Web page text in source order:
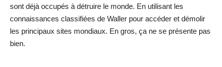
sont déjà occupés à détruire le monde. En utilisant les
connaissances classifiées de Waller pour accéder et démolir
les principaux sites mondiaux. En gros, ça ne se présente pas
bien.